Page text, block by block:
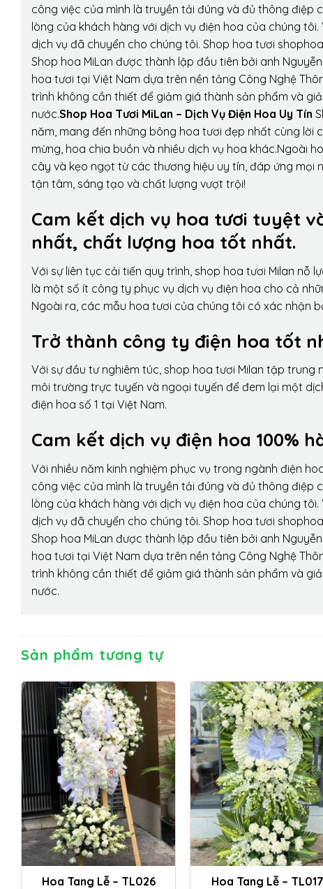
công việc của mình là truyền tải đúng và đủ thông điệp
lòng của khách hàng với dịch vụ điện hoa của chúng
dịch vụ đã chuyển cho chúng tôi. Shop hoa tươi
Shop hoa MiLan được thành lập đầu tiên bởi anh
hoa tươi tại Việt Nam dựa trên nền tảng Công Nghệ
trình không cần thiết để giảm giá thành sản phẩm và
nước.Shop Hoa Tươi MiLan – Dịch Vụ Điện Hoa Uy Tín
năm, mang đến những bông hoa tươi đẹp nhất cùng lời
mừng, hoa chia buồn và nhiều dịch vụ hoa khác.Ngoài
cây và kẹo ngọt từ các thương hiệu uy tín, đáp ứng mọi
tận tâm, sáng tạo và chất lượng vượt trội!
Cam kết dịch vụ hoa tươi tuyệt
nhất, chất lượng hoa tốt nhất.
Với sự liên tục cải tiến quy trình, shop hoa tươi Milan nỗ
là một số ít công ty phục vụ dịch vụ điện hoa cho cả
Ngoài ra, các mẫu hoa tươi của chúng tôi có xác nhận
Trở thành công ty điện hoa tốt
Với sự đầu tư nghiêm túc, shop hoa tươi Milan tập
môi trường trực tuyến và ngoại tuyến để đem lại một
điện hoa số 1 tại Việt Nam.
Cam kết dịch vụ điện hoa 100%
Với nhiều năm kinh nghiệm phục vụ trong ngành điện
công việc của mình là truyền tải đúng và đủ thông điệp
lòng của khách hàng với dịch vụ điện hoa của chúng
dịch vụ đã chuyển cho chúng tôi. Shop hoa tươi
Shop hoa MiLan được thành lập đầu tiên bởi anh
hoa tươi tại Việt Nam dựa trên nền tảng Công Nghệ
trình không cần thiết để giảm giá thành sản phẩm và
nước.
Sản phẩm tương tự
Hoa Tang Lễ – TL026 Hoa Tang Lễ – TL017